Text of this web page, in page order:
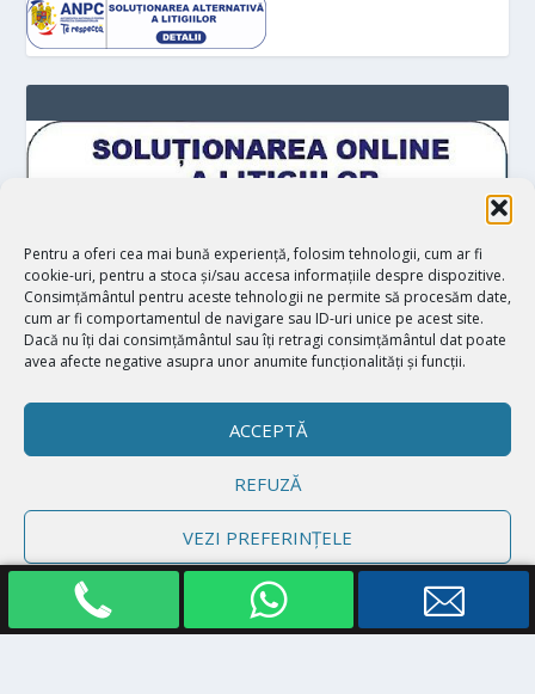
Pentru a oferi cea mai bună experiență, folosim tehnologii, cum ar fi
cookie-uri, pentru a stoca și/sau accesa informațiile despre dispozitive.
Consimțământul pentru aceste tehnologii ne permite să procesăm date,
cum ar fi comportamentul de navigare sau ID-uri unice pe acest site.
Dacă nu îți dai consimțământul sau îți retragi consimțământul dat poate
avea afecte negative asupra unor anumite funcționalități și funcții.
ACCEPTĂ
REFUZĂ
VEZI PREFERINȚELE
Politică cookie-uri Declarație de confidențialitate Impressum
Proiectat deElegant Themes| Realizat deWordPress